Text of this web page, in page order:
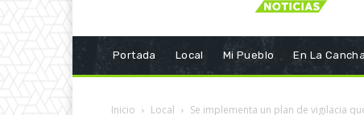
Portada Local Mi Pueblo En La Cancha
Inicio Local Se implementa un plan de vigilacia